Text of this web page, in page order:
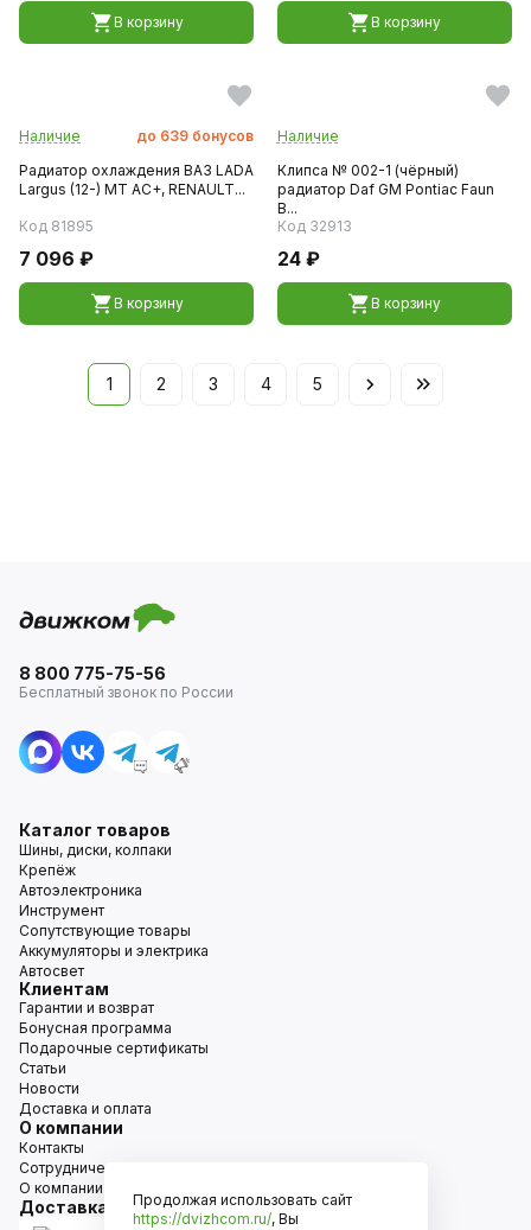
В корзину В корзину
Наличие до 639 бонусов
Радиатор охлаждения ВАЗ LADA
Largus (12-) MT AC+, RENAULT...
Код 81895
7 096 ₽
В корзину
Наличие
Клипса № 002-1 (чёрный)
радиатор Daf GM Pontiac Faun
B...
Код 32913
24 ₽
В корзину
1 2 3 4 5
8 800 775-75-56
Бесплатный звонок по России
Каталог товаров
Шины, диски, колпаки
Крепёж
Автоэлектроника
Инструмент
Сопутствующие товары
Аккумуляторы и электрика
Автосвет
Клиентам
Гарантии и возврат
Бонусная программа
Подарочные сертификаты
Статьи
Новости
Доставка и оплата
О компании
Контакты
Сотрудничество
О компании
Доставка
Продолжая использовать сайт
https://dvizhcom.ru/, Вы